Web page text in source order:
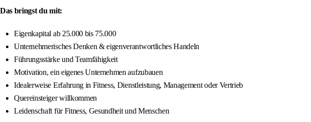
Das bringst du mit:
Eigenkapital ab 25.000 bis 75.000
Unternehmerisches Denken & eigenverantwortliches Handeln
Führungsstärke und Teamfähigkeit
Motivation, ein eigenes Unternehmen aufzubauen
Idealerweise Erfahrung in Fitness, Dienstleistung, Management oder Vertrieb
Quereinsteiger willkommen
Leidenschaft für Fitness, Gesundheit und Menschen